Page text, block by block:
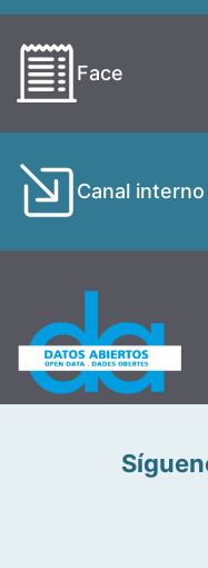
Face
Canal